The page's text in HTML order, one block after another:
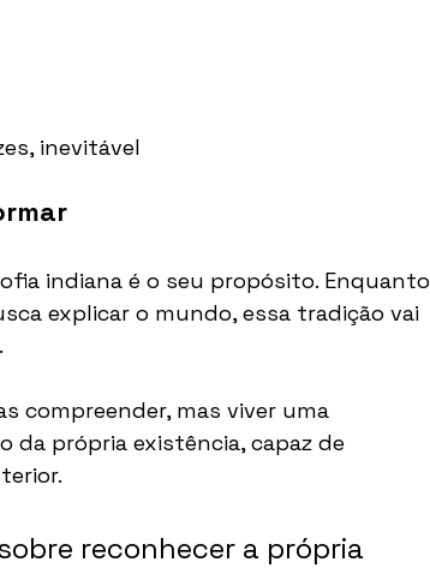
inevitável
indiana é o seu propósito. Enquanto
explicar o mundo, essa tradição vai
.
compreender, mas viver uma
própria existência, capaz de
reconhecer a própria